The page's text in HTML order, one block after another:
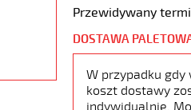
Przewidywany
DOSTAWA
W przypadku
koszt dostawy